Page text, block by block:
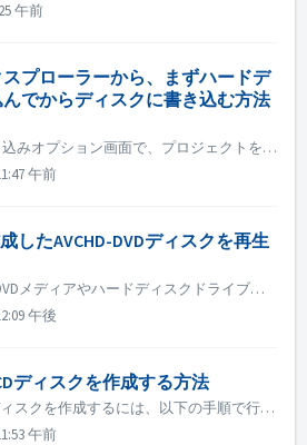
午前
プローラーから、まずハードデ
でからディスクに書き込む方法
1. Nero Videoの書き込みオプション画面で、プロジェクトをハードディスクのフォルダーに書き込みます。 2. 書き込みに成功した場合、Windowsのディスクへの書き込み機能を使って書き込みを行います。 ). ディスクドライブに空のディスクを挿入します。 2). 手順1で作成したフォル...
午前
したAVCHD-DVDディスクを再生
AVCHDは、記録型DVDメディアやハードディスクドライブ、メモリーカードなどのメディアに高精細な映像を記録するために開発された記録フォーマットです。 DVDプレーヤーはAVCHDディスクに対応していません。AVCHDディスクを再生するためには、以下のいずれかのタイプの製品が必要です。 対応AVC...
午後
ディスクを作成する方法
Nero VideoでVCDディスクを作成するには、以下の手順で行います。 Step 1. Nero Videoを開きます。 Step 2. ビデオファイルをNero Video Homeにドラッグすると、Nero Videoは「ビデオプロジェクトタイプの選択」ダイアログを表示します。 Step 3. 「...
午前